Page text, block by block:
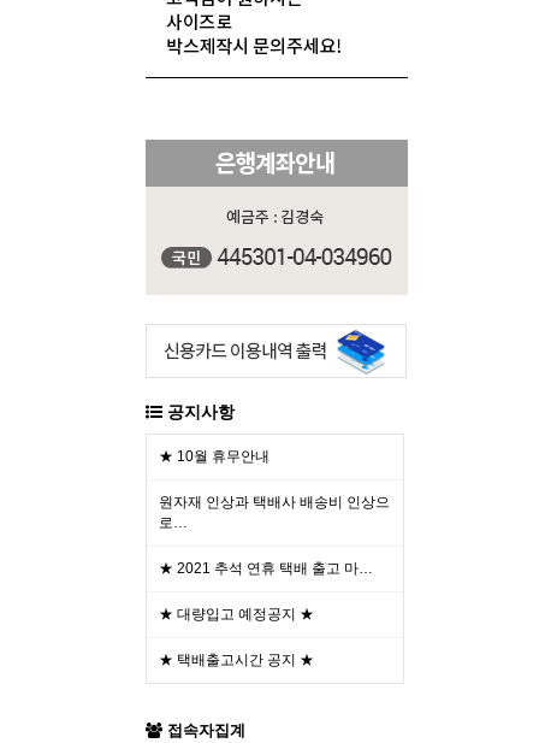
공지사항
★ 10월 휴무안내
원자재 인상과 택배사 배송비 인상으
로…
★ 2021 추석 연휴 택배 출고 마…
★ 대량입고 예정공지 ★
★ 택배출고시간 공지 ★
접속자집계